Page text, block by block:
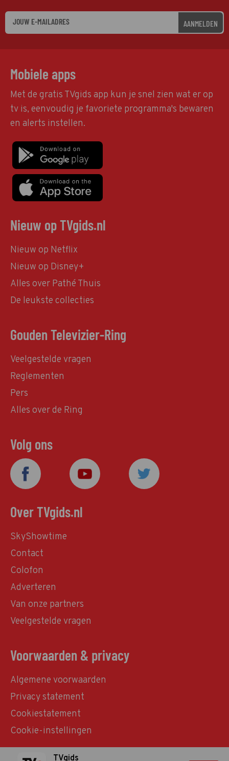
AANMELDEN
Mobiele apps
Met de gratis TVgids app kun je snel zien wat er op
tv is, eenvoudig je favoriete programma's bewaren
en alerts instellen.
Nieuw op TVgids.nl
Nieuw op Netflix
Nieuw op Disney+
Alles over Pathé Thuis
De leukste collecties
Gouden Televizier-Ring
Veelgestelde vragen
Reglementen
Pers
Alles over de Ring
Volg ons
Over TVgids.nl
SkyShowtime
Contact
Colofon
Adverteren
Van onze partners
Veelgestelde vragen
Voorwaarden & privacy
Algemene voorwaarden
Privacy statement
Cookiestatement
Cookie-instellingen
TVgids